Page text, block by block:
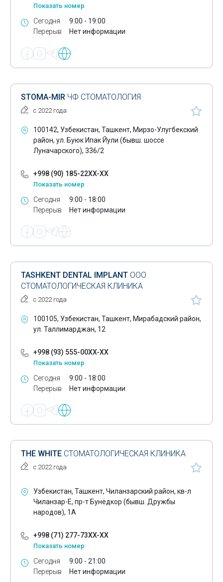
Показать номер
Сегодня
Перерыв
9:00 - 19:00
Нет информации
STOMA-MIR ЧФ СТОМАТОЛОГИЯ
с 2022 года
100142, Узбекистан, Ташкент, Мирзо-Улугбекский
район, ул. Буюк Ипак Йули (бывш. шоссе
Луначарского), 336/2
+998 (90) 185-22XX-XX
Показать номер
Сегодня
Перерыв
9:00 - 18:00
Нет информации
TASHKENT DENTAL IMPLANT ООО
СТОМАТОЛОГИЧЕСКАЯ КЛИНИКА
с 2022 года
100105, Узбекистан, Ташкент, Мирабадский район,
ул. Таллимарджан, 12
+998 (93) 555-00XX-XX
Показать номер
Сегодня
Перерыв
9:00 - 18:00
Нет информации
THE WHITE СТОМАТОЛОГИЧЕСКАЯ КЛИНИКА
с 2022 года
Узбекистан, Ташкент, Чиланзарский район, кв-л
Чиланзар-Е, пр-т Бунёдкор (бывш. Дружбы
народов), 1А
+998 (71) 277-73XX-XX
Показать номер
Сегодня
Перерыв
9:00 - 21:00
Нет информации